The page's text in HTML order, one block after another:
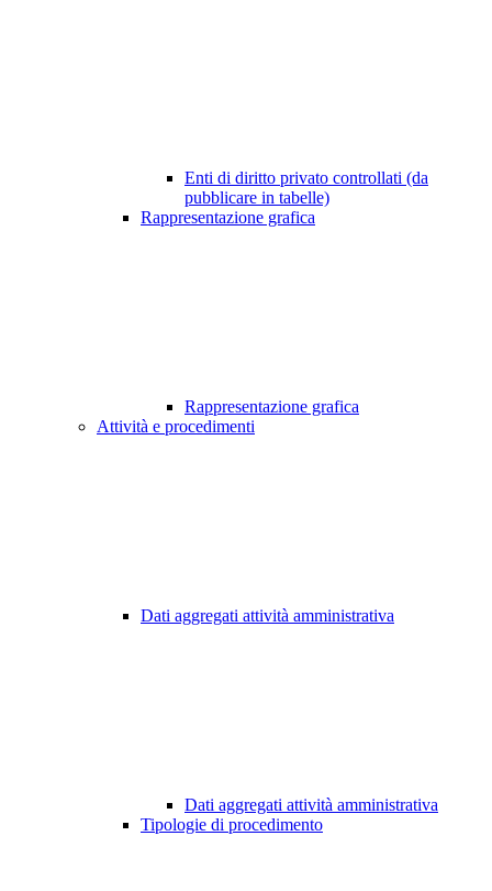
Enti di diritto privato controllati (da
pubblicare in tabelle)
Rappresentazione grafica
Rappresentazione grafica
Attività e procedimenti
Dati aggregati attività amministrativa
Dati aggregati attività amministrativa
Tipologie di procedimento